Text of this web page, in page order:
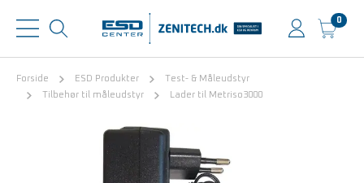
0
Forside ESD Produkter
Test- & Måleudstyr
Tilbehør til måleudstyr
Lader til Metriso3000